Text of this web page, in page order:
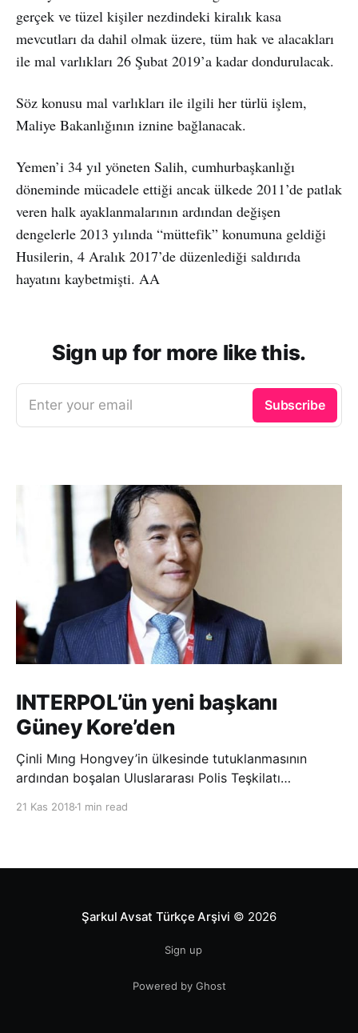
gerçek ve tüzel kişiler nezdindeki kiralık kasa
mevcutları da dahil olmak üzere, tüm hak ve alacakları
ile mal varlıkları 26 Şubat 2019’a kadar dondurulacak.
Söz konusu mal varlıkları ile ilgili her türlü işlem,
Maliye Bakanlığının iznine bağlanacak.
Yemen’i 34 yıl yöneten Salih, cumhurbaşkanlığı
döneminde mücadele ettiği ancak ülkede 2011’de patlak
veren halk ayaklanmalarının ardından değişen
dengelerle 2013 yılında “müttefik” konumuna geldiği
Husilerin, 4 Aralık 2017’de düzenlediği saldırıda
hayatını kaybetmişti. AA
Sign up for more like this.
Enter your email Subscribe
INTERPOL’ün yeni başkanı
Güney Kore’den
Çinli Mıng Hongvey’in ülkesinde tutuklanmasının
ardından boşalan Uluslararası Polis Teşkilatı
21 Kas 2018 1 min read
Şarkul Avsat Türkçe Arşivi © 2026
Sign up
Powered by Ghost